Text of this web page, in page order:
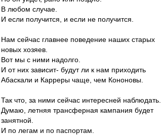
В любом случае.
И если получится, и если не получится.
Нам сейчас главнее поведение наших старых
новых хозяев.
Вот мы с ними надолго.
И от них зависит- будут ли к нам приходить
Абаскали и Карреры чаще, чем Кононовы.
Так что, за ними сейчас интересней наблюдать.
Думаю, летняя трансферная кампания будет
занятной.
И по легам и по паспортам.